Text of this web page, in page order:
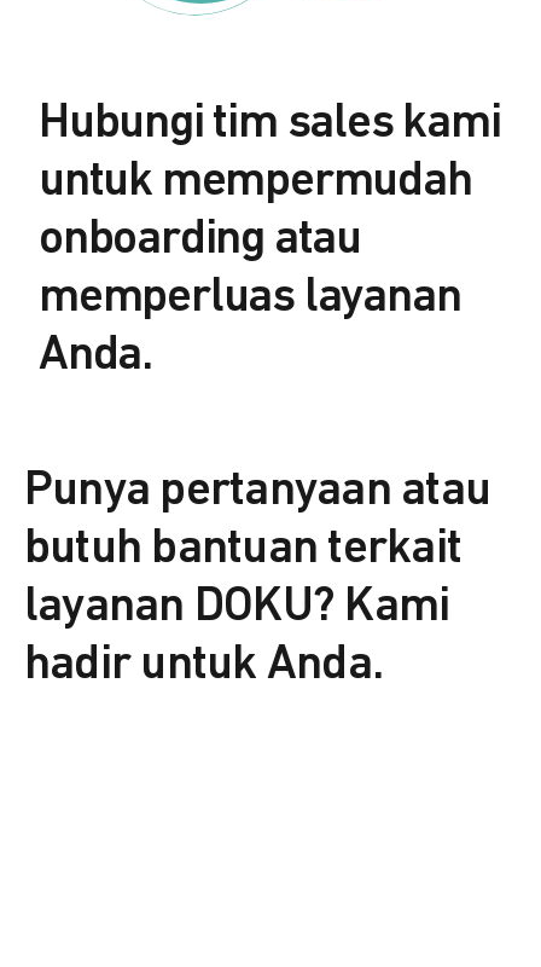
Hubungi tim sales kami
untuk mempermudah
onboarding atau
memperluas layanan
Anda.
Punya pertanyaan atau
butuh bantuan terkait
layanan DOKU? Kami
hadir untuk Anda.